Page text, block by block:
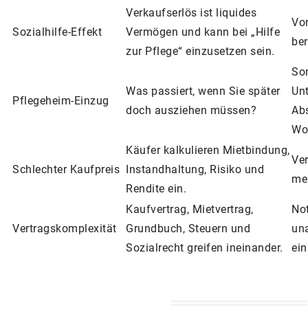
Sozialhilfe-Effekt
Verkaufserlös ist liquides
Vermögen und kann bei „Hilfe
zur Pflege“ einzusetzen sein.
Pflegeheim-Einzug
Was passiert, wenn Sie später
doch ausziehen müssen?
Schlechter Kaufpreis
Käufer kalkulieren Mietbindung,
Instandhaltung, Risiko und
Rendite ein.
Vertragskomplexität
Kaufvertrag, Mietvertrag,
Grundbuch, Steuern und
Sozialrecht greifen ineinander.